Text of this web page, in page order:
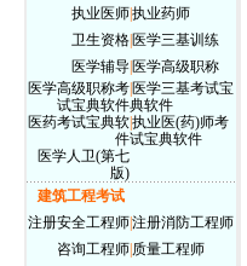
执业医师|执业药师
卫生资格| 医学三基训练
医学辅导| 医学高级职称
医学高级职称考
试宝典软件
| 医学三基考试宝
典软件
医药考试宝典软
件
|执业医(药)师考
试宝典软件
医学人卫(第七
版)
建筑工程考试
注册安全工程师|注册消防工程师
咨询工程师| 质量工程师